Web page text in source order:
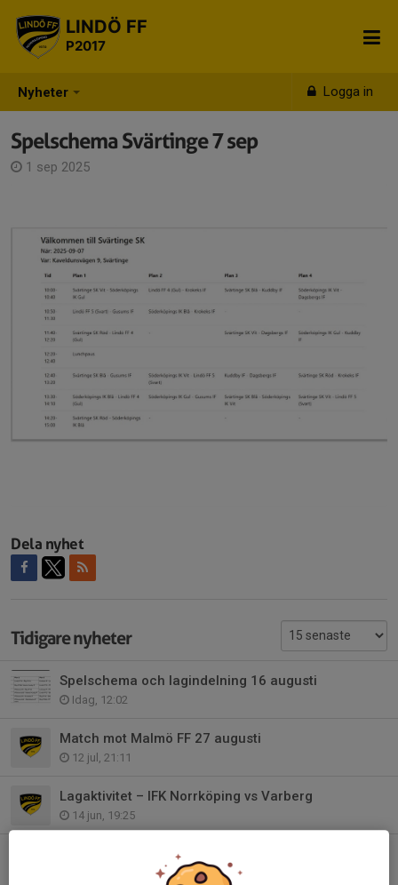
Nyheter Logga in
LINDÖ FF
P2017
Spelschema Svärtinge 7 sep
1 sep 2025
Dela nyhet
Tidigare nyheter
Spelschema och lagindelning 16 augusti
Idag, 12:02
Match mot Malmö FF 27 augusti
12 jul, 21:11
Lagaktivitet – IFK Norrköping vs Varberg
14 jun, 19:25
Jönsbergska cup 14/6